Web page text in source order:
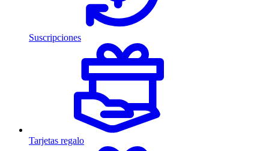
Suscripciones
Tarjetas regalo